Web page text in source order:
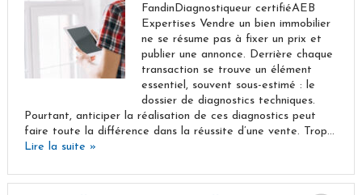
FandinDiagnostiqueur certifiéAEB
Expertises Vendre un bien immobilier
ne se résume pas à fixer un prix et
publier une annonce. Derrière chaque
transaction se trouve un élément
essentiel, souvent sous-estimé : le
dossier de diagnostics techniques.
Pourtant, anticiper la réalisation de ces diagnostics peut
faire toute la différence dans la réussite d’une vente. Trop…
Lire la suite »